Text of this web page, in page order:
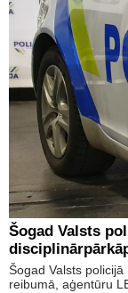
Šogad Valsts
Šogad Valsts
reibumā, aģentūru